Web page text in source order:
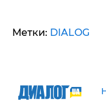
Метки: DIALOG